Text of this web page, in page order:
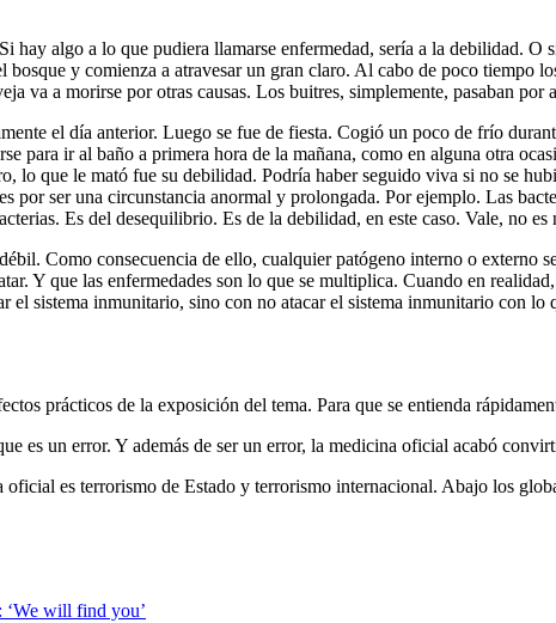
hay algo a lo que pudiera llamarse enfermedad, sería a la debilidad.
y comienza a atravesar un gran claro. Al cabo de poco tiempo
va a morirse por otras causas. Los buitres, simplemente, pasaban por
el día anterior. Luego se fue de fiesta. Cogió un poco de frío
para ir al baño a primera hora de la mañana, como en alguna otra
lo que le mató fue su debilidad. Podría haber seguido viva si no se
por ser una circunstancia anormal y prolongada. Por ejemplo. Las
Es del desequilibrio. Es de la debilidad, en este caso. Vale, no
Como consecuencia de ello, cualquier patógeno interno o externo
Y que las enfermedades son lo que se multiplica. Cuando en
sistema inmunitario, sino con no atacar el sistema inmunitario con
prácticos de la exposición del tema. Para que se entienda
es un error. Y además de ser un error, la medicina oficial acabó
es terrorismo de Estado y terrorismo internacional. Abajo los
‘We will find you’